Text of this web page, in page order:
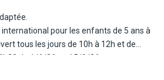
sont fermés durant la saison hiver (du
ouvrir selon l'occupation de l'hôtel.
se situent dans l'hôtel voisin Muthu
international pour les enfants de 5 ans à
tous les jours de 10h à 12h et de
du 1/6/26 au 15/9/26